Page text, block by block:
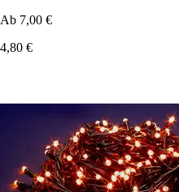
Ab 7,00 €
4,80 €